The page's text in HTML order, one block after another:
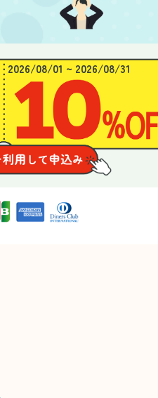
2026/08/01 ~ 2026/08/31